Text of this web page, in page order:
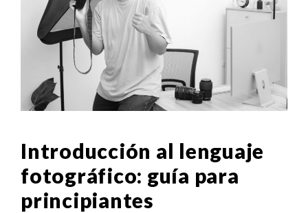
Introducción al lenguaje
fotográfico: guía para
principiantes